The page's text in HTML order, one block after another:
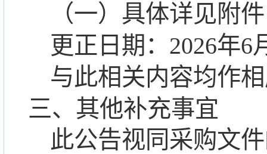
（一） 具体详见附件
更正 日期： 2026年6
与此相关内容均作
三、 其他补充事宜
此公告视同 采购文